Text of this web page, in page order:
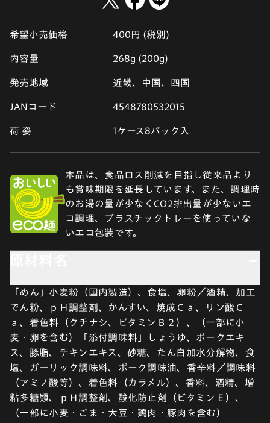
希望小売価格 400円 (税別)
内容量 268g (200g)
発売地域 近畿、中国、四国
JANコード 4548780532015
荷 姿 1ケース8パック入
本品は、食品ロス削減を目指し従来品より
も賞味期限を延長しています。また、調理時
のお湯の量が少なくCO2排出量が少ないエ
コ調理、プラスチックトレーを使っていな
いエコ包装です。
「めん」小麦粉（国内製造）、食塩、卵粉／酒精、加工
でん粉、ｐＨ調整剤、かんすい、焼成Ｃａ、リン酸Ｃ
ａ、着色料（クチナシ、ビタミンＢ２）、（一部に小
麦・卵を含む）「添付調味料」しょうゆ、ポークエキ
ス、豚脂、チキンエキス、砂糖、たん白加水分解物、食
塩、ガーリック調味料、ポーク調味油、香辛料／調味料
（アミノ酸等）、着色料（カラメル）、香料、酒精、増
粘多糖類、ｐＨ調整剤、酸化防止剤（ビタミンＥ）、
（一部に小麦・ごま・大豆・鶏肉・豚肉を含む）